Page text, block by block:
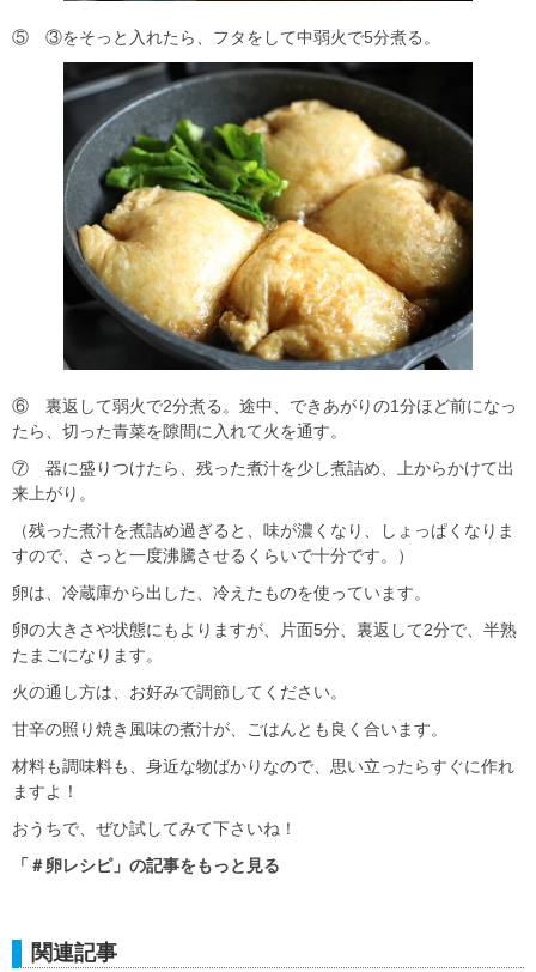
⑤ ③をそっと入れたら、フタをして中弱火で5分煮る。
⑥ 裏返して弱火で2分煮る。途中、できあがりの1分ほど前になっ
たら、切った青菜を隙間に入れて火を通す。
⑦ 器に盛りつけたら、残った煮汁を少し煮詰め、上からかけて出
来上がり。
（残った煮汁を煮詰め過ぎると、味が濃くなり、しょっぱくなりま
すので、さっと一度沸騰させるくらいで十分です。）
卵は、冷蔵庫から出した、冷えたものを使っています。
卵の大きさや状態にもよりますが、片面5分、裏返して2分で、半熟
たまごになります。
火の通し方は、お好みで調節してください。
甘辛の照り焼き風味の煮汁が、ごはんとも良く合います。
材料も調味料も、身近な物ばかりなので、思い立ったらすぐに作れ
ますよ！
おうちで、ぜひ試してみて下さいね！
「＃卵レシピ」の記事をもっと見る
関連記事